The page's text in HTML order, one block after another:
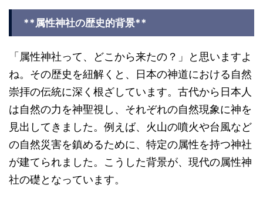
**属性神社の歴史的背景**
「属性神社って、どこから来たの？」と思いますよ
ね。その歴史を紐解くと、日本の神道における自然
崇拝の伝統に深く根ざしています。古代から日本人
は自然の力を神聖視し、それぞれの自然現象に神を
見出してきました。例えば、火山の噴火や台風など
の自然災害を鎮めるために、特定の属性を持つ神社
が建てられました。こうした背景が、現代の属性神
社の礎となっています。